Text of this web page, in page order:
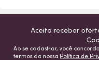
Aceita receber
Ao se cadastrar, você
termos da nossa Política de